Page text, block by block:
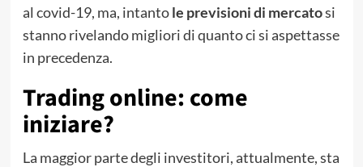
al covid-19, ma, intantole previsioni di mercatosi
stanno rivelando migliori di quanto ci si aspettasse
in precedenza.
Trading online: come
iniziare?
La maggior parte degli investitori, attualmente, sta